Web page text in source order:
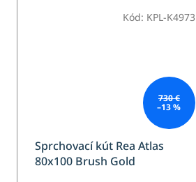
730 €
–13 %
Sprchovací kút Rea Atlas
80x100 Brush Gold
Kód: KPL-K4973